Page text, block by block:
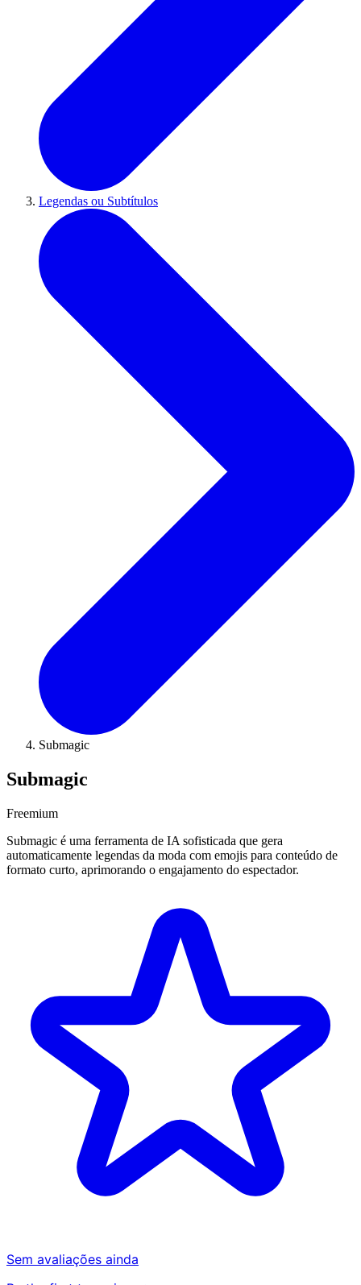
Legendas ou Subtítulos
Submagic
Submagic
Freemium
Submagic é uma ferramenta de IA sofisticada que gera
automaticamente legendas da moda com emojis para conteúdo de
formato curto, aprimorando o engajamento do espectador.
Sem avaliações ainda